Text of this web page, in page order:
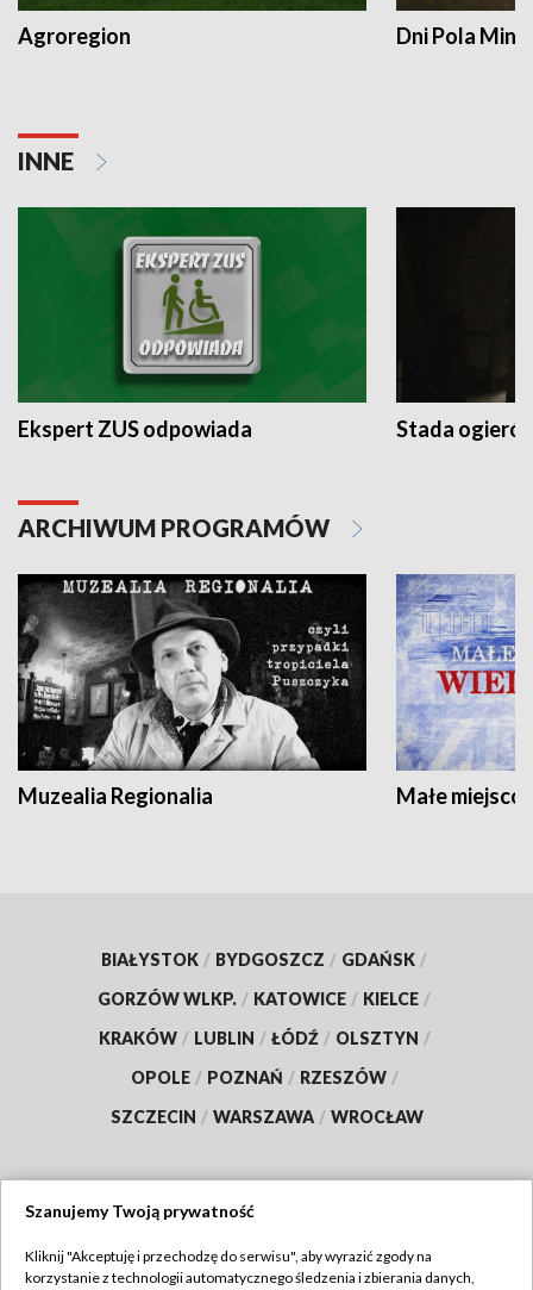
Agroregion Dni Pola
INNE
Ekspert ZUS odpowiada Stada
ARCHIWUM PROGRAMÓW
Muzealia Regionalia Małe
BIAŁYSTOK / BYDGOSZCZ / GDAŃSK /
GORZÓW WLKP. / KATOWICE / KIELCE /
KRAKÓW / LUBLIN / ŁÓDŹ / OLSZTYN /
OPOLE / POZNAŃ / RZESZÓW /
SZCZECIN / WARSZAWA / WROCŁAW
TVP
Szanujemy Twoją prywatność
Kliknij "Akceptuję i przechodzę do serwisu", aby wyrazić zgody na
korzystanie z technologii automatycznego śledzenia i zbierania danych,